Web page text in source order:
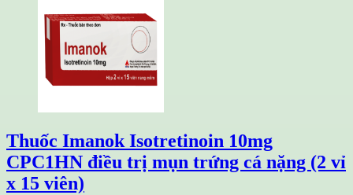
Thuốc Imanok Isotretinoin 10mg
CPC1HN điều trị mụn trứng cá nặng (2 vỉ
x 15 viên)